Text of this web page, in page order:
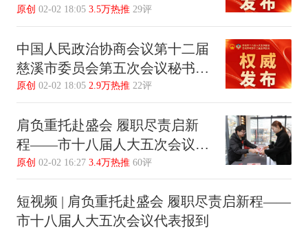
原创 02-02 18:05 3.5万热推 29评
中国人民政治协商会议第十二届
慈溪市委员会第五次会议秘书长
名单
原创 02-02 18:05 2.9万热推 22评
肩负重托赴盛会 履职尽责启新
程——市十八届人大五次会议代
表报到侧记
原创 02-02 16:27 3.4万热推 60评
短视频 | 肩负重托赴盛会 履职尽责启新程——
市十八届人大五次会议代表报到